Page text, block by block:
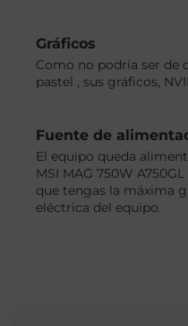
Gráficos
Como no podría ser de
pastel , sus gráficos,
Fuente de
El equipo queda
MSI MAG 750W
que tengas la máxima
eléctrica del equipo.